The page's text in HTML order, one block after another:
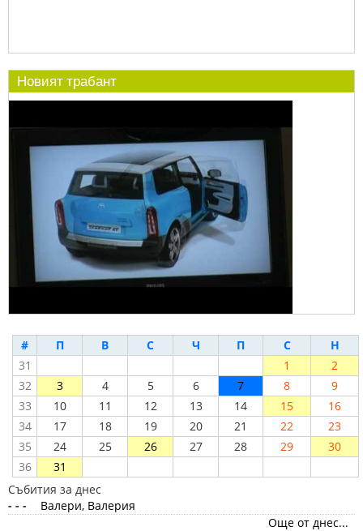
Новият трабант
# П В С Ч П С
Н
31
1
2
32
3 4 5 6 7 8
9
33
10 11 12 13 14 15
16
34
17 18 19 20 21 22
23
35
24 25 26 27 28 29
30
36
31
Събития за днес
- - -
Валери, Валерия
Още от днес...